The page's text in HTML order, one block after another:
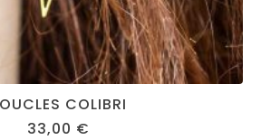
COLIBRI
33,00 €